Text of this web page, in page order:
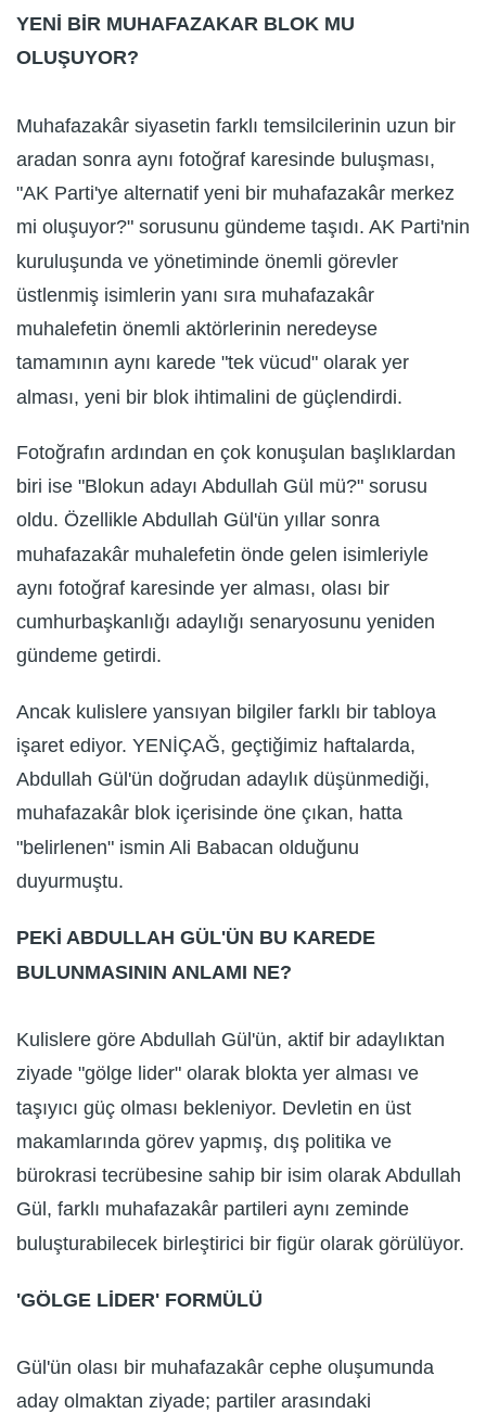
YENİ BİR MUHAFAZAKAR BLOK MU
OLUŞUYOR?
Muhafazakâr siyasetin farklı temsilcilerinin uzun bir
aradan sonra aynı fotoğraf karesinde buluşması,
"AK Parti'ye alternatif yeni bir muhafazakâr merkez
mi oluşuyor?" sorusunu gündeme taşıdı. AK Parti'nin
kuruluşunda ve yönetiminde önemli görevler
üstlenmiş isimlerin yanı sıra muhafazakâr
muhalefetin önemli aktörlerinin neredeyse
tamamının aynı karede "tek vücud" olarak yer
alması, yeni bir blok ihtimalini de güçlendirdi.
Fotoğrafın ardından en çok konuşulan başlıklardan
biri ise "Blokun adayı Abdullah Gül mü?" sorusu
oldu. Özellikle Abdullah Gül'ün yıllar sonra
muhafazakâr muhalefetin önde gelen isimleriyle
aynı fotoğraf karesinde yer alması, olası bir
cumhurbaşkanlığı adaylığı senaryosunu yeniden
gündeme getirdi.
Ancak kulislere yansıyan bilgiler farklı bir tabloya
işaret ediyor. YENİÇAĞ, geçtiğimiz haftalarda,
Abdullah Gül'ün doğrudan adaylık düşünmediği,
muhafazakâr blok içerisinde öne çıkan, hatta
"belirlenen" ismin Ali Babacan olduğunu
duyurmuştu.
PEKİ ABDULLAH GÜL'ÜN BU KAREDE
BULUNMASININ ANLAMI NE?
Kulislere göre Abdullah Gül'ün, aktif bir adaylıktan
ziyade "gölge lider" olarak blokta yer alması ve
taşıyıcı güç olması bekleniyor. Devletin en üst
makamlarında görev yapmış, dış politika ve
bürokrasi tecrübesine sahip bir isim olarak Abdullah
Gül, farklı muhafazakâr partileri aynı zeminde
buluşturabilecek birleştirici bir figür olarak görülüyor.
'GÖLGE LİDER' FORMÜLÜ
Gül'ün olası bir muhafazakâr cephe oluşumunda
aday olmaktan ziyade; partiler arasındaki